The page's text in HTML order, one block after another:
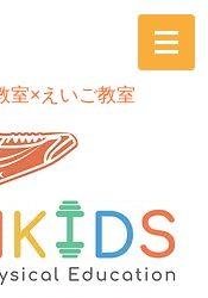
室×えいご教室